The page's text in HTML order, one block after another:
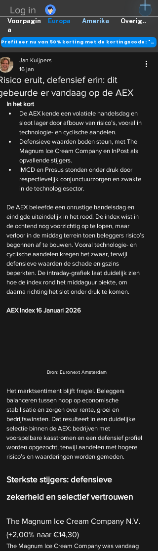
Log in
Europa Amerika Overig..
Voorpagin
a
Profiteer nu van 50% korting met de kortingscode: "DANK"
eruit, defensief erin: dit
er vandaag op de AEX
Jan Kuijpers
16 jan
In het kort
De AEX kende een volatiele handelsdag en
sloot lager door afbouw van risico’s, vooral in
technologie- en cyclische aandelen.
Defensieve waarden boden steun, met The
Magnum Ice Cream Company en InPost als
opvallende stijgers.
IMCD en Prosus stonden onder druk door
respectievelijk conjunctuurzorgen en zwakte
in de technologiesector.
De AEX beleefde een onrustige handelsdag en
eindigde uiteindelijk in het rood. De index wist in
de ochtend nog voorzichtig op te lopen, maar
verloor in de middag terrein toen beleggers risico’s
begonnen af te bouwen. Vooral technologie- en
cyclische aandelen kregen het zwaar, terwijl
defensieve waarden de schade enigszins
beperkten. De intraday-grafiek laat duidelijk zien
hoe de index rond het middaguur piekte, om
daarna richting het slot onder druk te komen.
AEX Index 16 Januari 2026
Bron: Euronext Amsterdam
Het marktsentiment blijft fragiel. Beleggers
balanceren tussen hoop op economische
stabilisatie en zorgen over rente, groei en
bedrijfswinsten. Dat resulteert in een duidelijke
selectie binnen de AEX: bedrijven met
voorspelbare kasstromen en een defensief profiel
worden opgezocht, terwijl aandelen met hogere
risico’s en waarderingen worden gemeden.
Sterkste stijgers: defensieve
zekerheid en selectief vertrouwen
The Magnum Ice Cream Company N.V.
(+2,00% naar €14,30)
The Magnum Ice Cream Company was vandaag